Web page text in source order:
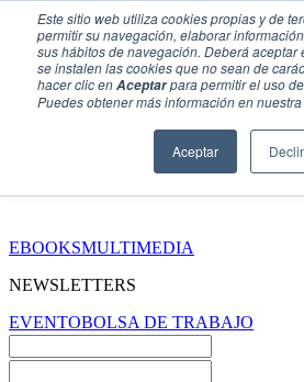
Este sitio web utiliza cookies propias y de
permitir su navegación, elaborar
sus hábitos de navegación. Deberá aceptar
se instalen las cookies que no sean de
hacer clic enAceptarpara permitir el uso
Puedes obtener más información en nuestra
Aceptar
EBOOKSMULTIMEDIA
NEWSLETTERS
EVENTOBOLSA DE TRABAJO